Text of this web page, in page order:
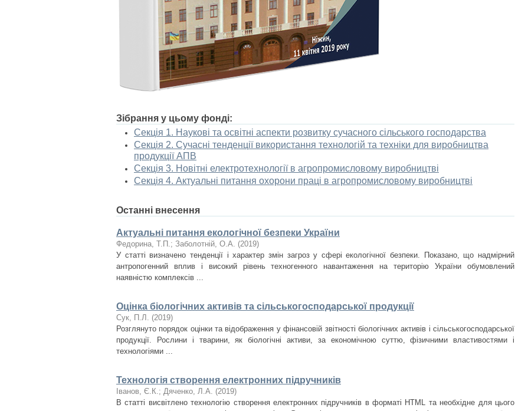
Зібрання у цьому фонді:
Секція 1. Наукові та освітні аспекти розвитку сучасного сільського господарства
Секція 2. Сучасні тенденції використання технологій та техніки для виробництва
продукції АПВ
Секція 3. Новітні електротехнології в агропромисловому виробництві
Секція 4. Актуальні питання охорони праці в агропромисловому виробництві
Останні внесення
Актуальні питання екологічної безпеки України
Федорина, Т.П.; Заболотній, О.А. (2019)
У статті визначено тенденції і характер змін загроз у сфері екологічної безпеки. Показано, що надмірний
антропогенний вплив і високий рівень техногенного навантаження на територію України обумовлений
наявністю комплексів ...
Оцінка біологічних активів та сільськогосподарської продукції
Сук, П.Л. (2019)
Розглянуто порядок оцінки та відображення у фінансовій звітності біологічних активів і сільськогосподарської
продукції. Рослини і тварини, як біологічні активи, за економічною суттю, фізичними властивостями і
технологіями ...
Технологія створення електронних підручників
Іванов, Є.К.; Дяченко, Л.А. (2019)
В статті висвітлено технологію створення електронних підручників в форматі HTML та необхідне для цього